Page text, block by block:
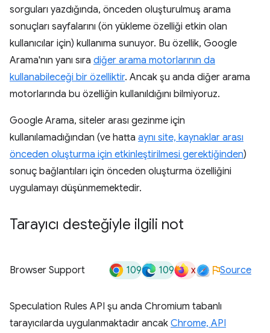
sorguları yazdığında, önceden oluşturulmuş arama
sonuçları sayfalarını (ön yükleme özelliği etkin olan
kullanıcılar için) kullanıma sunuyor. Bu özellik, Google
Arama'nın yanı sıra diğer arama motorlarının da
kullanabileceği bir özelliktir. Ancak şu anda diğer arama
motorlarında bu özelliğin kullanıldığını bilmiyoruz.
Google Arama, siteler arası gezinme için
kullanılamadığından (ve hatta aynı site, kaynaklar arası
önceden oluşturma için etkinleştirilmesi gerektiğinden)
sonuç bağlantıları için önceden oluşturma özelliğini
uygulamayı düşünmemektedir.
Tarayıcı desteğiyle ilgili not
Browser Support 109 109 x Source
Speculation Rules API şu anda Chromium tabanlı
tarayıcılarda uygulanmaktadır ancak Chrome, API